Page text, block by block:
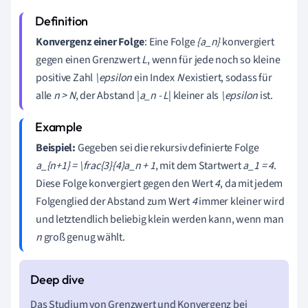
Konvergenz einer Folge: Eine Folge{a_n}konvergiert
gegen einen GrenzwertL, wenn für jede noch so kleine
positive Zahl \epsilonein IndexNexistiert, sodass für
allen > N, der Abstand |a_n - L| kleiner als \epsilonist.
Beispiel:Gegeben sei die rekursiv definierte Folge
a_{n+1} = \frac{3}{4}a_n + 1, mit dem Startwerta_1 = 4.
Diese Folge konvergiert gegen den Wert4, da mit jedem
Folgenglied der Abstand zum Wert4immer kleiner wird
und letztendlich beliebig klein werden kann, wenn man
ngroß genug wählt.
Das Studium von Grenzwert und Konvergenz bei